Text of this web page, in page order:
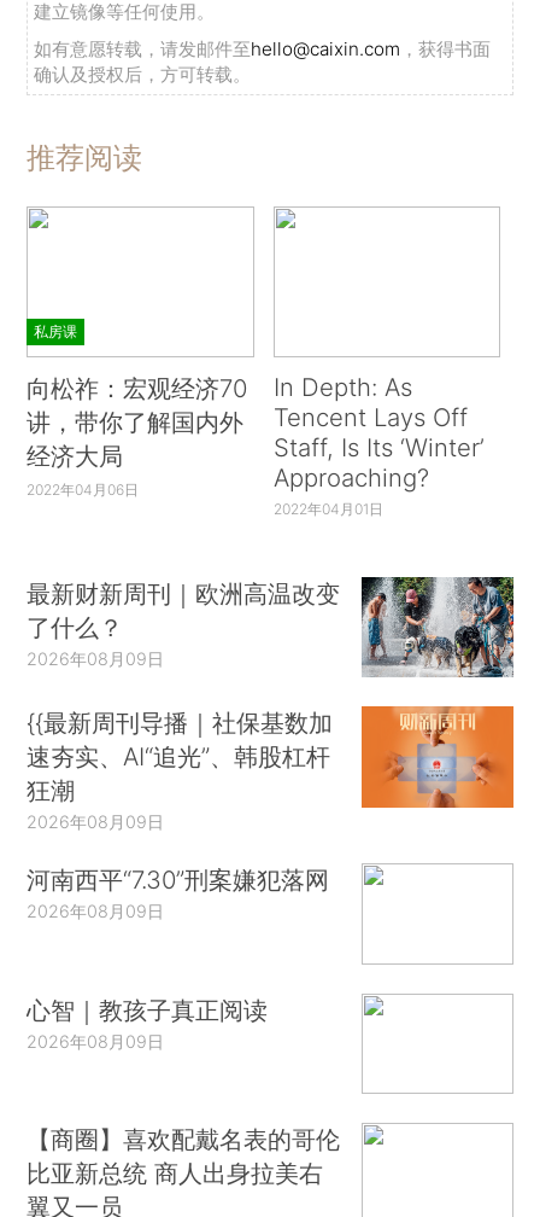
建立镜像等任何使用。
如有意愿转载，请发邮件至hello@caixin.com ，获得书面
确认及授权后，方可转载。
推荐阅读
私房课
向松祚：宏观经济70
讲，带你了解国内外
经济大局
2022年04月06日
In Depth: As
Tencent Lays Off
Staff, Is Its ‘Winter’
Approaching?
2022年04月01日
最新财新周刊｜欧洲高温改变
了什么？
2026年08月09日
{{最新周刊导播｜社保基数加
速夯实、AI“追光”、韩股杠杆
狂潮
2026年08月09日
河南西平“7.30”刑案嫌犯落网
2026年08月09日
心智｜教孩子真正阅读
2026年08月09日
【商圈】喜欢配戴名表的哥伦
比亚新总统 商人出身拉美右
翼又一员